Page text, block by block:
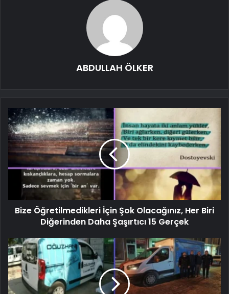
ABDULLAH ÖLKER
Bize Öğretilmedikleri İçin Şok Olacağınız, Her Biri
Diğerinden Daha Şaşırtıcı 15 Gerçek